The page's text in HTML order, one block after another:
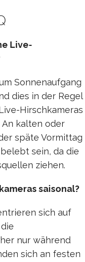
Live-
Sonnenaufgang
dies in der Regel
Hirschkameras
kalten oder
späte Vormittag
sein, da die
ziehen.
saisonal?
sich auf
nur während
sich an festen